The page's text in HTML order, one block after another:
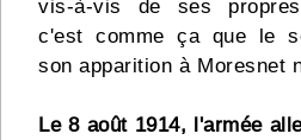
vis-à-vis de ses
c'est comme ça que le
son apparition à Moresnet
Le 8 août 1914, l'armée